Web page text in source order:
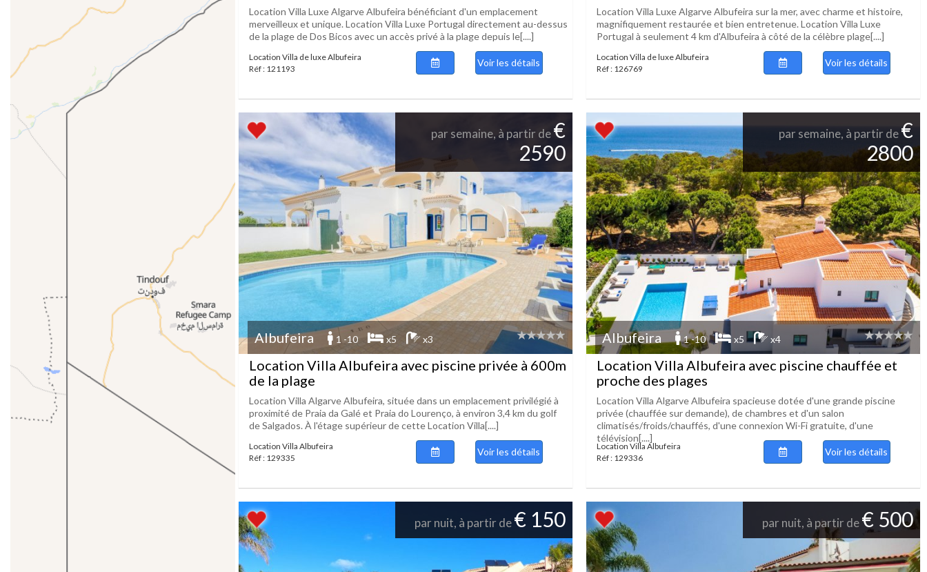
Location Villa Luxe Algarve Albufeira bénéficiant d'un emplacement
merveilleux et unique. Location Villa Luxe Portugal directement au-dessus
de la plage de Dos Bicos avec un accès privé à la plage depuis le[....]
Location Villa de luxe Albufeira
Réf : 121193
Voir les détails
Location Villa Luxe Algarve Albufeira sur la mer, avec charme et histoire,
magnifiquement restaurée et bien entretenue. Location Villa Luxe
Portugal à seulement 4 km d'Albufeira à côté de la célèbre plage[....]
Location Villa de luxe Albufeira
Réf : 126769
Voir les détails
par semaine, à partir de€
2590
Albufeira 1 -10 x5 x3
Location Villa Albufeira avec piscine privée à 600m
de la plage
Location Villa Algarve Albufeira, située dans un emplacement privilégié à
proximité de Praia da Galé et Praia do Lourenço, à environ 3,4 km du golf
de Salgados. À l'étage supérieur de cette Location Villa[....]
Location Villa Albufeira
Réf : 129335
Voir les détails
par semaine, à partir de€
2800
Albufeira 1 -10 x5 x4
Location Villa Albufeira avec piscine chauffée et
proche des plages
Location Villa Algarve Albufeira spacieuse dotée d'une grande piscine
privée (chauffée sur demande), de chambres et d'un salon
climatisés/froids/chauffés, d'une connexion Wi-Fi gratuite, d'une
télévision[....]
Location Villa Albufeira
Réf : 129336
Voir les détails
par nuit, à partir de€ 150 par nuit, à partir de€ 500